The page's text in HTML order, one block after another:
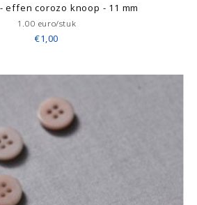
effen corozo knoop - 11 mm
1.00 euro/stuk
€1,00